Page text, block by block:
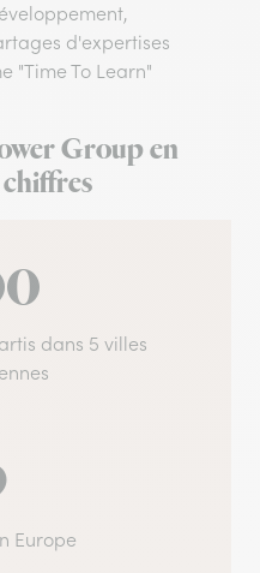
d'expertises
"Time To Learn"
Group en
dans 5 villes
Europe